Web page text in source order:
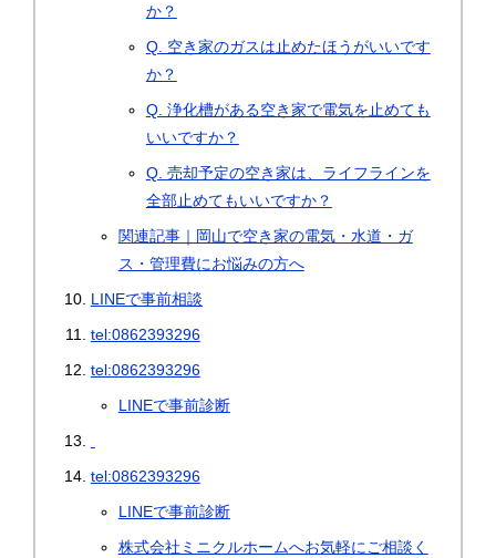
か？
Q. 空き家のガスは止めたほうがいいです
か？
Q. 浄化槽がある空き家で電気を止めても
いいですか？
Q. 売却予定の空き家は、ライフラインを
全部止めてもいいですか？
関連記事｜岡山で空き家の電気・水道・ガ
ス・管理費にお悩みの方へ
LINEで事前相談
tel:0862393296
tel:0862393296
LINEで事前診断
tel:0862393296
LINEで事前診断
株式会社ミニクルホームへお気軽にご相談く